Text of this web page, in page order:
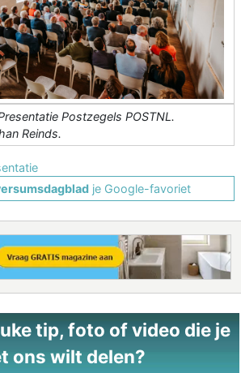
Postzegels POSTNL.
Reinds.
je Google-favoriet
tip, foto of video die je
ons wilt delen?